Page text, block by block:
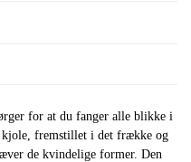
for at du fanger alle blikke i
fremstillet i det frække og
de kvindelige former. Den